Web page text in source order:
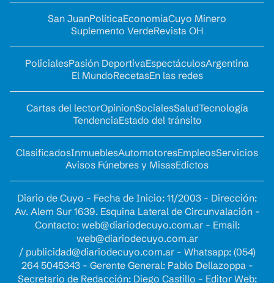
San JuanPolíticaEconomíaCuyo Minero
Suplemento VerdeRevista OH
PolicialesPasión DeportivaEspectáculosArgentina
El MundoRecetasEn las redes
Cartas del lectorOpinionSocialesSaludTecnología
TendenciaEstado del tránsito
ClasificadosInmueblesAutomotoresEmpleosServicios
Avisos Fúnebres y MisasEdictos
Diario de Cuyo - Fecha de Inicio: 11/2003 - Dirección:
Av. Alem Sur 1639. Esquina Lateral de Circunvalación -
Contacto: web@diariodecuyo.com.ar- Email:
web@diariodecuyo.com.ar
/ publicidad@diariodecuyo.com.ar- Whatsapp: (054)
264 5045343 - Gerente General: Pablo Dellazoppa -
Secretario de Redacción: Diego Castillo - Editor Web: